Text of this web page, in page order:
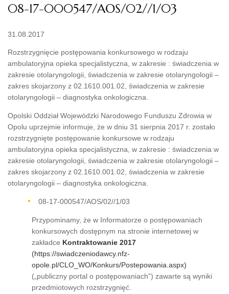
08-17-000547/AOS/02//1/03
31.08.2017
Rozstrzygnięcie postępowania konkursowego w rodzaju
ambulatoryjna opieka specjalistyczna, w zakresie : świadczenia w
zakresie otolaryngologii, świadczenia w zakresie otolaryngologii –
zakres skojarzony z 02.1610.001.02, świadczenia w zakresie
otolaryngologii – diagnostyka onkologiczna.
Opolski Oddział Wojewódzki Narodowego Funduszu Zdrowia w
Opolu uprzejmie informuje, że w dniu 31 sierpnia 2017 r. zostało
rozstrzygnięte postępowanie konkursowe w rodzaju
ambulatoryjna opieka specjalistyczna, w zakresie : świadczenia w
zakresie otolaryngologii, świadczenia w zakresie otolaryngologii –
zakres skojarzony z 02.1610.001.02, świadczenia w zakresie
otolaryngologii – diagnostyka onkologiczna.
08-17-000547/AOS/02//1/03
Przypominamy, że w Informatorze o postępowaniach
konkursowych dostępnym na stronie internetowej w
zakładce Kontraktowanie 2017
(https://swiadczeniodawcy.nfz-
opole.pl/CLO_WO/Konkurs/Postepowania.aspx)
(„publiczny portal o postępowaniach”) zawarte są wyniki
przedmiotowych rozstrzygnięć.